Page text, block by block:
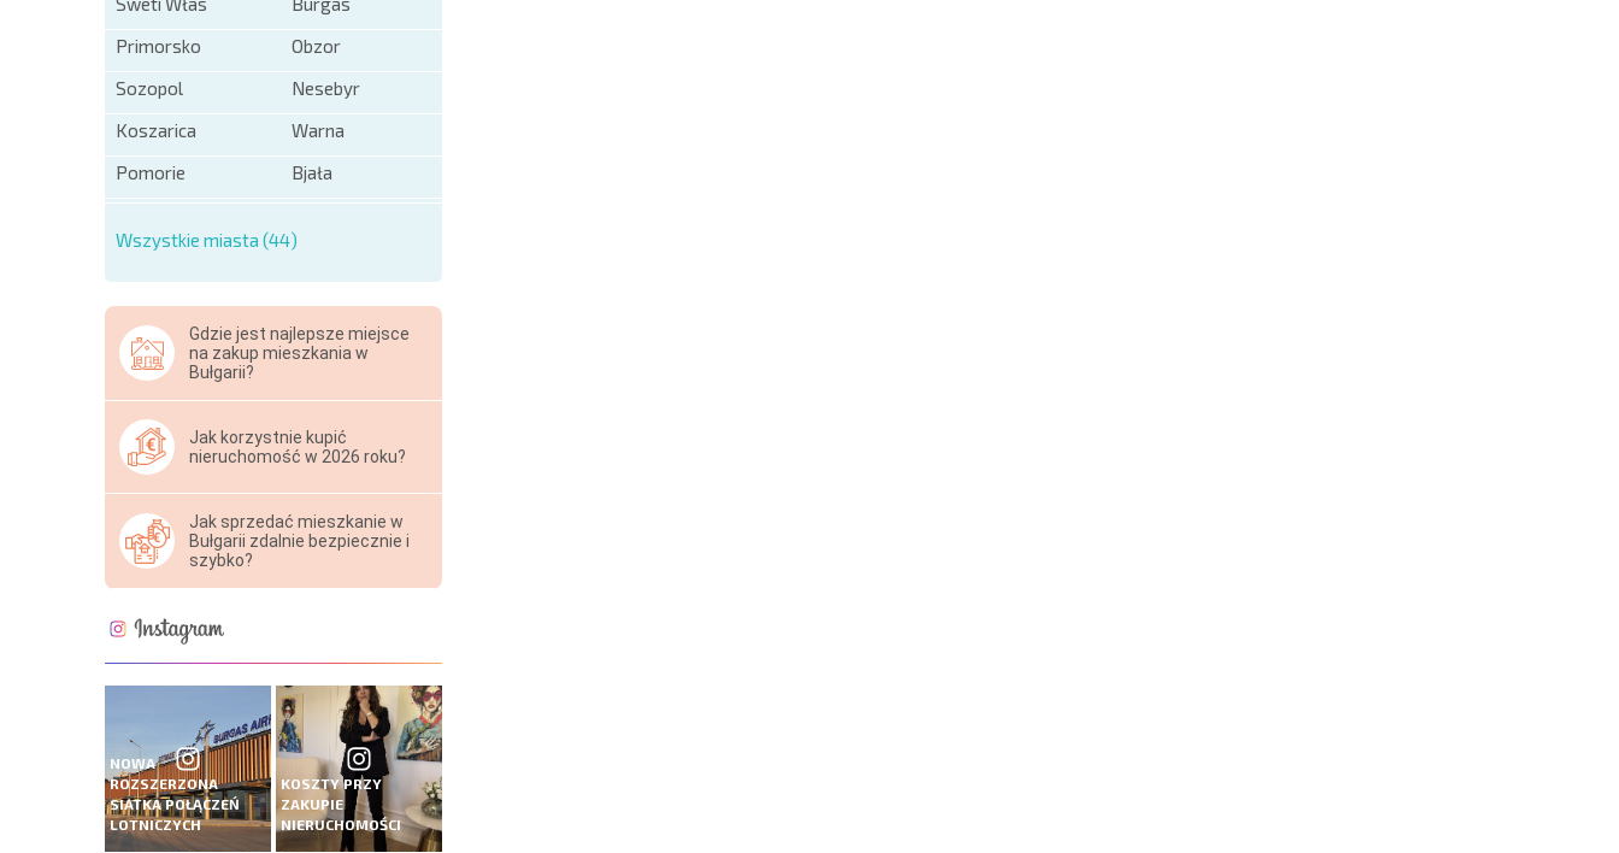
Primorsko
Obzor
Sozopol
Nesebyr
Koszarica
Warna
Pomorie
Bjała
Wszystkie miasta (44)
Gdzie jest najlepsze miejsce
na zakup mieszkania w
Bułgarii?
Jak korzystnie kupić
nieruchomość w 2026 roku?
Jak sprzedać mieszkanie w
Bułgarii zdalnie bezpiecznie i
szybko?
NOWA
ROZSZERZONA
SIATKA POŁĄCZEŃ
LOTNICZYCH
KOSZTY PRZY
ZAKUPIE
NIERUCHOMOŚCI